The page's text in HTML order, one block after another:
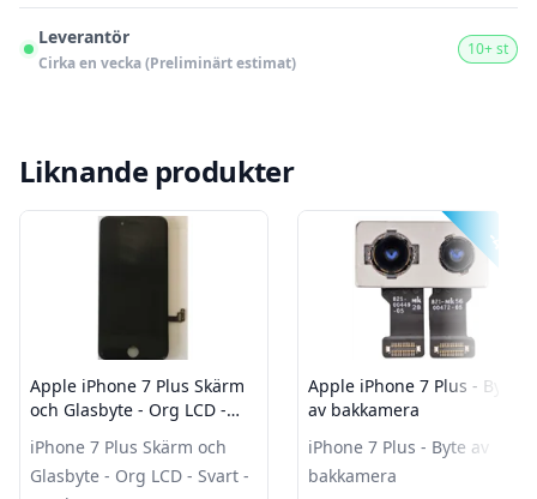
Leverantör
Cirka en vecka (Preliminärt estimat)
10+ st
Liknande produkter
Apple iPhone 7 Plus Skärm
och Glasbyte - Org LCD -
iPhone 7 Plus Skärm och
Glasbyte - Org LCD - Svart -
-40%
Apple iPhone 7 Plus - Byte
av bakkamera
iPhone 7 Plus - Byte av
bakkamera